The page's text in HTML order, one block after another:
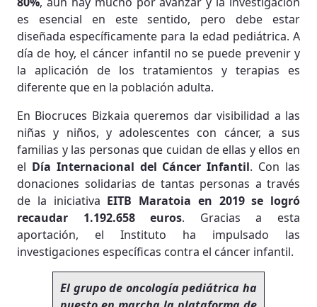
es esencial en este sentido, pero debe estar
diseñada específicamente para la edad pediátrica. A
día de hoy, el cáncer infantil no se puede prevenir y
la aplicación de los tratamientos y terapias es
diferente que en la población adulta.
En Biocruces Bizkaia queremos dar visibilidad a las
niñas y niños, y adolescentes con cáncer, a sus
familias y las personas que cuidan de ellas y ellos en
el Día Internacional del Cáncer Infantil. Con las
donaciones solidarias de tantas personas a través
de la iniciativa EITB Maratoia en 2019 se logró
recaudar 1.192.658 euros. Gracias a esta
aportación, el Instituto ha impulsado las
investigaciones específicas contra el cáncer infantil.
El grupo de oncología pediátrica ha